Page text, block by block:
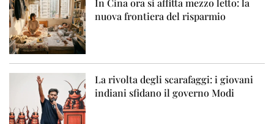
In Cina ora si affitta mezzo letto: la
nuova frontiera del risparmio
La rivolta degli scarafaggi: i giovani
indiani sfidano il governo Modi